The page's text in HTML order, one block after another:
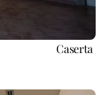
Caserta